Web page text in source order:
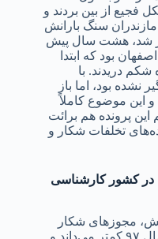
فجیع از بین بردند و
سنگ بارانش
شد، هشت سال پیش
بود که ابتدا
دریدند. با
بود، اما باز
موضوع کاملاً
پرونده هم برائت
تخلفات شکار و
کشور کارشناسی
مجوزهای شکار
افراد خارجی در سال ۹۸ را نسبت به سال ۹۷ کمتر می‌داند و